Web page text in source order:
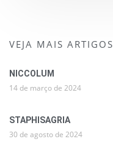
VEJA MAIS ARTIGOS
NICCOLUM
14 de março de 2024
STAPHISAGRIA
30 de agosto de 2024